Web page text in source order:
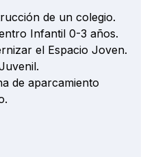
de un colegio.
Infantil 0-3 años.
el Espacio Joven.
de aparcamiento